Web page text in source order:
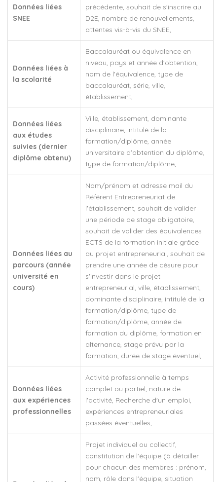
Données liées
SNEE
précédente, souhait de s'inscrire au
D2E, nombre de renouvellements,
attentes vis-à-vis du SNEE,
Données liées à
la scolarité
Baccalauréat ou équivalence en
niveau, pays et année d'obtention,
nom de l'équivalence, type de
baccalauréat, série, ville,
établissement,
Données liées
aux études
suivies (dernier
diplôme obtenu)
Ville, établissement, dominante
disciplinaire, intitulé de la
formation/diplôme, année
universitaire d'obtention du diplôme,
type de formation/diplôme,
Données liées au
parcours (année
université en
cours)
Nom/prénom et adresse mail du
Référent Entrepreneuriat de
l'établissement, souhait de valider
une période de stage obligatoire,
souhait de valider des équivalences
ECTS de la formation initiale grâce
au projet entrepreneurial, souhait de
prendre une année de césure pour
s'investir dans le projet
entrepreneurial, ville, établissement,
dominante disciplinaire, intitulé de la
formation/diplôme, type de
formation/diplôme, année de
formation du diplôme, formation en
alternance, stage prévu par la
formation, durée de stage éventuel,
Données liées
aux expériences
professionnelles
Activité professionnelle à temps
complet ou partiel, nature de
l'activité, Recherche d'un emploi,
expériences entrepreneuriales
passées éventuelles,
Projet individuel ou collectif,
constitution de l'équipe (à détailler
pour chacun des membres : prénom,
nom, rôle dans l'équipe, situation